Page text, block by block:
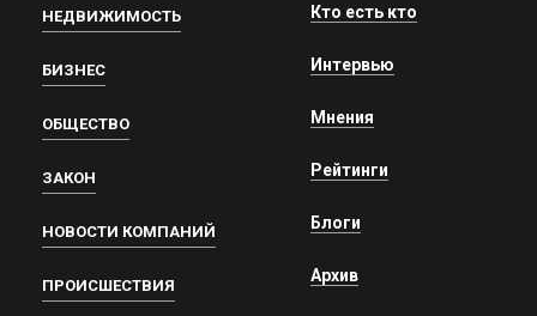
НЕДВИЖИМОСТЬ
БИЗНЕС
ОБЩЕСТВО
ЗАКОН
НОВОСТИ КОМПАНИЙ
ПРОИСШЕСТВИЯ
Кто есть кто
Интервью
Мнения
Рейтинги
Блоги
Архив